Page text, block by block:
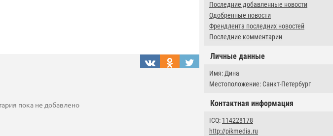
Последние добавленные новости
Одобренные новости
Френдлента последних новостей
Последние комментарии
Личные данные
Имя: Дина
Местоположение: Санкт-Петербург
Контактная информация
ICQ: 114228178
http://pikmedia.ru
пока не добавлено